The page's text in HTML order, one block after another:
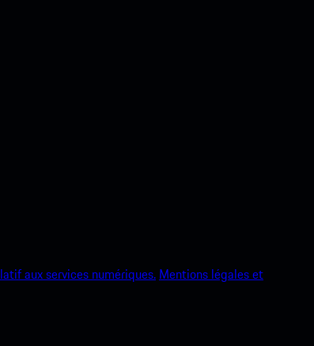
aux services numériques. Mentions légales et